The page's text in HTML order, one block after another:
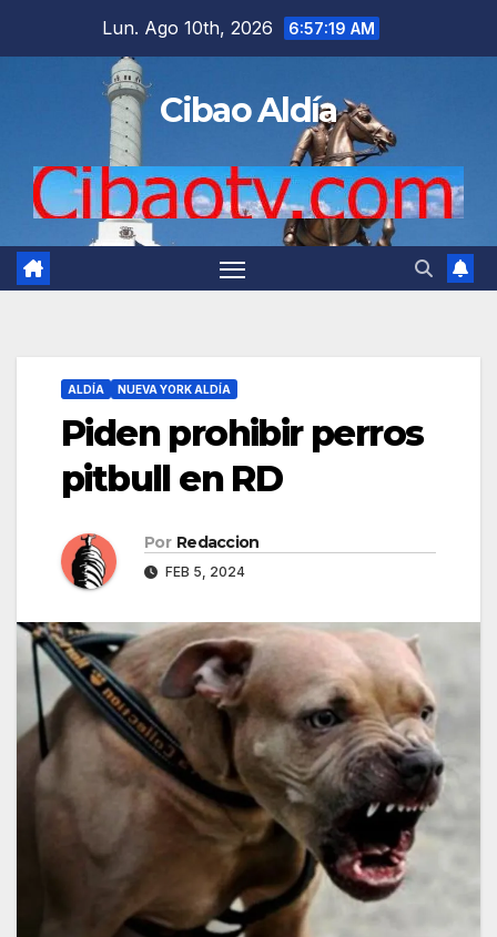
Lun. Ago 10th, 2026 6:57:20 AM
Cibao Aldía
ALDÍA NUEVA YORK ALDÍA
Piden prohibir perros
pitbull en RD
Por Redaccion
FEB 5, 2024